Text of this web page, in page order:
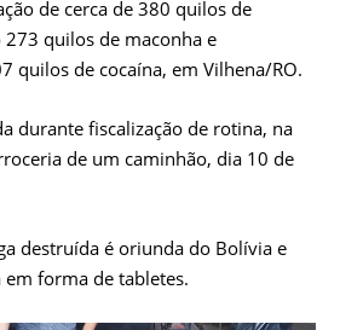
de cerca de 380 quilos de
quilos de maconha e
quilos de cocaína, em Vilhena/RO.
durante fiscalização de rotina, na
de um caminhão, dia 10 de
destruída é oriunda do Bolívia e
forma de tabletes.